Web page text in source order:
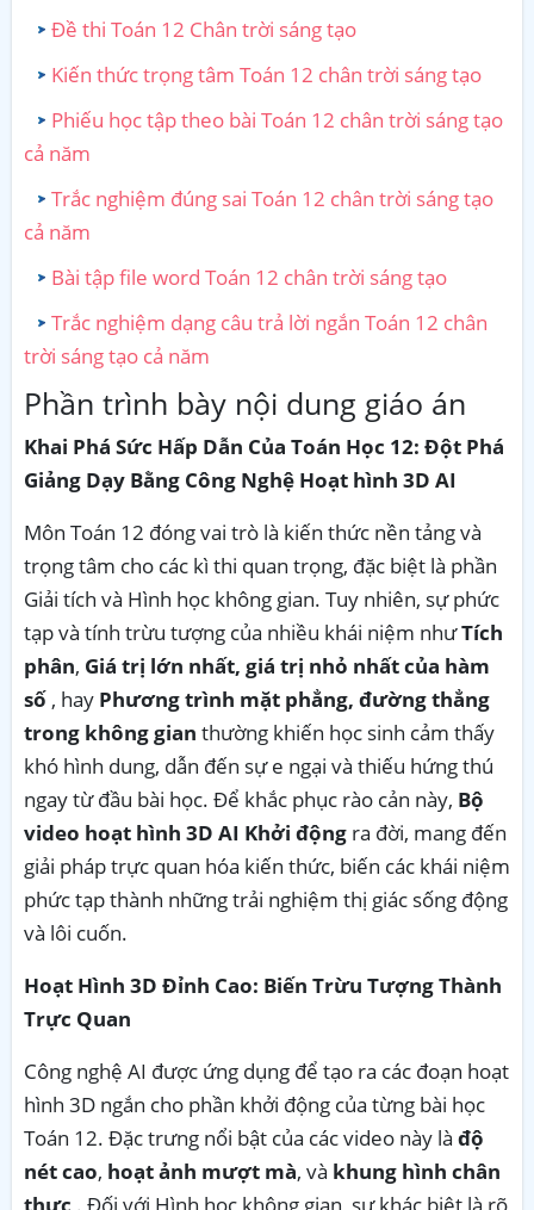
Đề thi Toán 12 Chân trời sáng tạo
Kiến thức trọng tâm Toán 12 chân trời sáng tạo
Phiếu học tập theo bài Toán 12 chân trời sáng tạo
cả năm
Trắc nghiệm đúng sai Toán 12 chân trời sáng tạo
cả năm
Bài tập file word Toán 12 chân trời sáng tạo
Trắc nghiệm dạng câu trả lời ngắn Toán 12 chân
trời sáng tạo cả năm
Phần trình bày nội dung giáo án
Khai Phá Sức Hấp Dẫn Của Toán Học 12: Đột Phá
Giảng Dạy Bằng Công Nghệ Hoạt hình 3D AI
Môn Toán 12 đóng vai trò là kiến thức nền tảng và
trọng tâm cho các kì thi quan trọng, đặc biệt là phần
Giải tích và Hình học không gian. Tuy nhiên, sự phức
tạp và tính trừu tượng của nhiều khái niệm nhưTích
phân, Giá trị lớn nhất, giá trị nhỏ nhất của hàm
số , hay Phương trình mặt phẳng, đường thẳng
trong không gian thường khiến học sinh cảm thấy
khó hình dung, dẫn đến sự e ngại và thiếu hứng thú
ngay từ đầu bài học. Để khắc phục rào cản này, Bộ
video hoạt hình 3D AI Khởi động ra đời, mang đến
giải pháp trực quan hóa kiến thức, biến các khái niệm
phức tạp thành những trải nghiệm thị giác sống động
và lôi cuốn.
Hoạt Hình 3D Đỉnh Cao: Biến Trừu Tượng Thành
Trực Quan
Công nghệ AI được ứng dụng để tạo ra các đoạn hoạt
hình 3D ngắn cho phần khởi động của từng bài học
Toán 12. Đặc trưng nổi bật của các video này là độ
nét cao, hoạt ảnh mượt mà, và khung hình chân